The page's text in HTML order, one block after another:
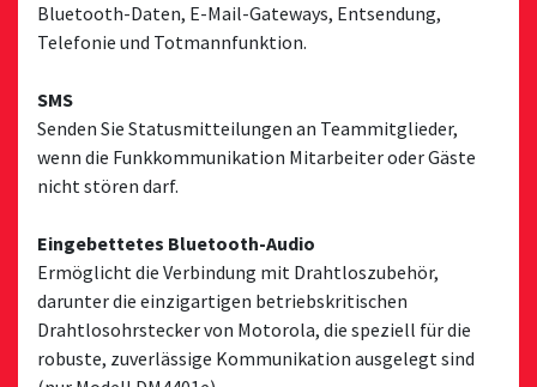
Bluetooth-Daten, E-Mail-Gateways, Entsendung,
Telefonie und Totmannfunktion.
SMS
Senden Sie Statusmitteilungen an Teammitglieder,
wenn die Funkkommunikation Mitarbeiter oder Gäste
nicht stören darf.
Eingebettetes Bluetooth-Audio
Ermöglicht die Verbindung mit Drahtloszubehör,
darunter die einzigartigen betriebskritischen
Drahtlosohrstecker von Motorola, die speziell für die
robuste, zuverlässige Kommunikation ausgelegt sind